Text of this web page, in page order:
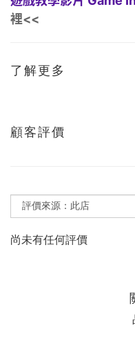
裡<<
了解更多
顧客評價
尚未有任何評價